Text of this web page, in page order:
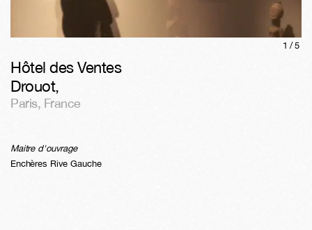
1/5
Hôtel des Ventes
Drouot,
Paris, France
Maitre d'ouvrage
Enchères Rive Gauche